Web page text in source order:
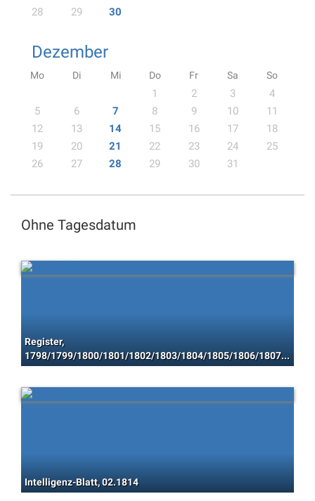
28
29 30
Dezember
Mo Di Mi Do Fr Sa So
1 2 3
4
5
6 7 8 9 10
11
12
13 14 15 16 17
18
19
20 21 22 23 24
25
26
27 28 29 30 31
Ohne Tagesdatum
Register,
1798/1799/1800/1801/1802/1803/1804/1805/1806/1807/1808/1809/1810/1811/1812/1813/1814/1815/1816/1817/1818
Intelligenz-Blatt, 02.1814